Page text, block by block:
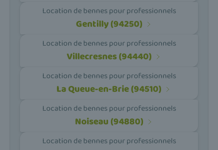
Location de bennes pour professionnels
Gentilly (94250)
Location de bennes pour professionnels
Villecresnes (94440)
Location de bennes pour professionnels
La Queue-en-Brie (94510)
Location de bennes pour professionnels
Noiseau (94880)
Location de bennes pour professionnels